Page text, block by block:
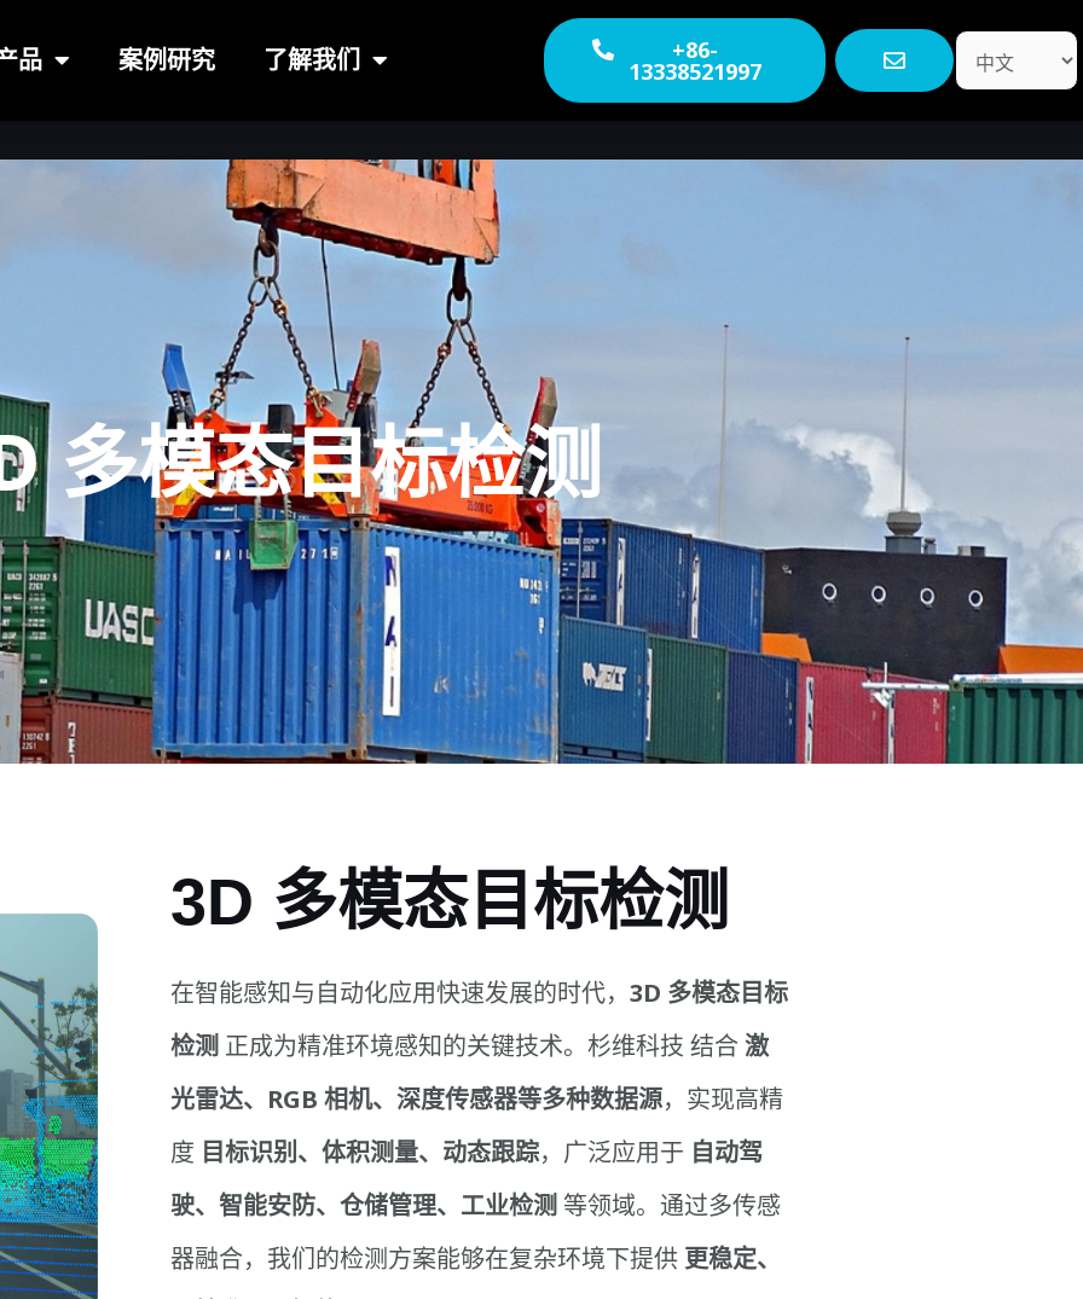
品 案例研究 了解我们 +86-
13338521997
选
择
多模态目标检测
3D 多模态目标检测
在智能感知与自动化应用快速发展的时代，3D 多模态目标
检测 正成为精准环境感知的关键技术。杉维科技 结合激
光雷达、RGB 相机、深度传感器等多种数据源，实现高精
度 目标识别、体积测量、动态跟踪，广泛应用于 自动驾
驶、智能安防、仓储管理、工业检测 等领域。通过多传感
器融合，我们的检测方案能够在复杂环境下提供更稳定、